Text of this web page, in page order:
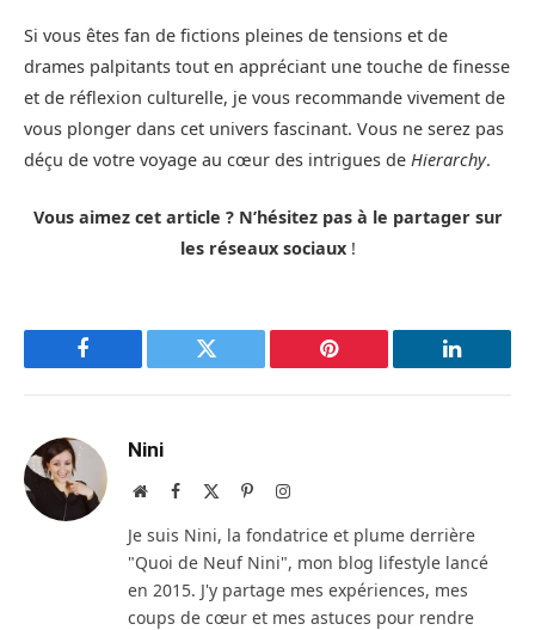
Si vous êtes fan de fictions pleines de tensions et de
drames palpitants tout en appréciant une touche de finesse
et de réflexion culturelle, je vous recommande vivement de
vous plonger dans cet univers fascinant. Vous ne serez pas
déçu de votre voyage au cœur des intrigues de Hierarchy.
Vous aimez cet article ? N’hésitez pas à le partager sur
les réseaux sociaux!
Facebook Twitter Pinterest LinkedIn
Nini
Site Facebook PinterestInstagram
Je suis Nini, la fondatrice et plume derrière
"Quoi de Neuf Nini", mon blog lifestyle lancé
en 2015. J'y partage mes expériences, mes
coups de cœur et mes astuces pour rendre